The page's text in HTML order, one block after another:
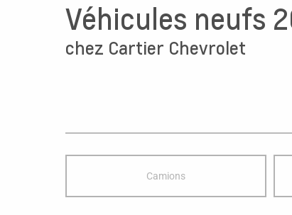
Véhicules neufs
chez Cartier Chevrolet
Camions